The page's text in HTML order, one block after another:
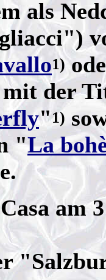
als
1)
der
"1)
"La
am